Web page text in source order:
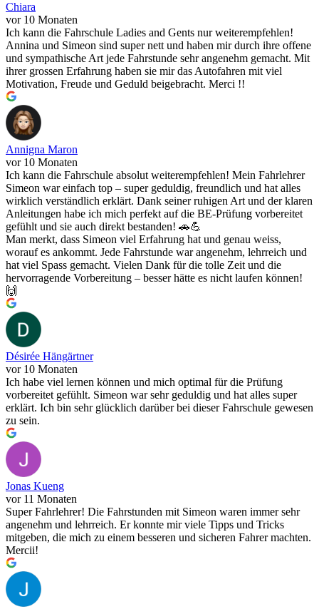
Chiara
vor 10 Monaten
Ich kann die Fahrschule Ladies and Gents nur weiterempfehlen!
Annina und Simeon sind super nett und haben mir durch ihre offene
und sympathische Art jede Fahrstunde sehr angenehm gemacht. Mit
ihrer grossen Erfahrung haben sie mir das Autofahren mit viel
Motivation, Freude und Geduld beigebracht. Merci !!
Annigna Maron
vor 10 Monaten
Ich kann die Fahrschule absolut weiterempfehlen! Mein Fahrlehrer
Simeon war einfach top – super geduldig, freundlich und hat alles
wirklich verständlich erklärt. Dank seiner ruhigen Art und der klaren
Anleitungen habe ich mich perfekt auf die BE-Prüfung vorbereitet
gefühlt und sie auch direkt bestanden! 🚗💪
Man merkt, dass Simeon viel Erfahrung hat und genau weiss,
worauf es ankommt. Jede Fahrstunde war angenehm, lehrreich und
hat viel Spass gemacht. Vielen Dank für die tolle Zeit und die
hervorragende Vorbereitung – besser hätte es nicht laufen können!
🙌
Désirée Hängärtner
vor 10 Monaten
Ich habe viel lernen können und mich optimal für die Prüfung
vorbereitet gefühlt. Simeon war sehr geduldig und hat alles super
erklärt. Ich bin sehr glücklich darüber bei dieser Fahrschule gewesen
zu sein.
Jonas Kueng
vor 11 Monaten
Super Fahrlehrer! Die Fahrstunden mit Simeon waren immer sehr
angenehm und lehrreich. Er konnte mir viele Tipps und Tricks
mitgeben, die mich zu einem besseren und sicheren Fahrer machten.
Mercii!